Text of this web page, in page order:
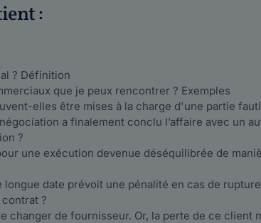
:
? Définition
que je peux rencontrer ? Exemples
elles être mises à la charge d'une partie
a finalement conclu l’affaire avec un
?
une exécution devenue déséquilibrée de
date prévoit une pénalité en cas de
?
changer de fournisseur. Or, la perte de ce client